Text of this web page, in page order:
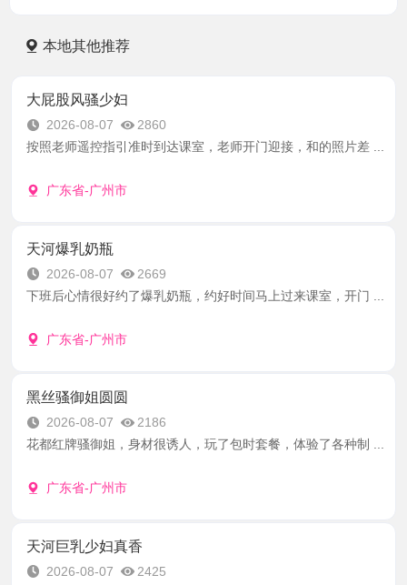
本地其他推荐
大屁股风骚少妇
2026-08-07
2860
按照老师遥控指引准时到达课室，老师开门迎接，和的照片差 ...
广东省-广州市
天河爆乳奶瓶
2026-08-07
2669
下班后心情很好约了爆乳奶瓶，约好时间马上过来课室，开门 ...
广东省-广州市
黑丝骚御姐圆圆
2026-08-07
2186
花都红牌骚御姐，身材很诱人，玩了包时套餐，体验了各种制 ...
广东省-广州市
天河巨乳少妇真香
2026-08-07
2425